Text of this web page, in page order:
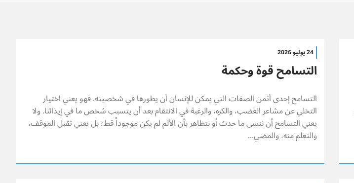
24 يوليو 2026
التسامح قوة وحكمة
التسامح إحدى أثمن الصفات التي يمكن للإنسان أن يطورها في شخصيته. فهو يعني اختيار
التخلي عن مشاعر الغضب، والكره، والرغبة في الانتقام بعد أن يتسبب شخص ما في إيذائنا. ولا
يعني التسامح أن ننسى ما حدث أو نتظاهر بأن الألم لم يكن موجوداً قط؛ بل يعني تقبل الموقف،
والتعلم منه، والمضي...